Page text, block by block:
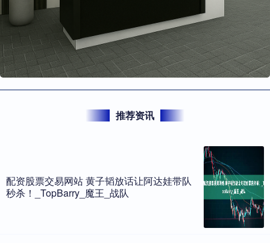
推荐资讯
配资股票交易网站 黄子韬放话让阿达娃带队
秒杀！_TopBarry_魔王_战队